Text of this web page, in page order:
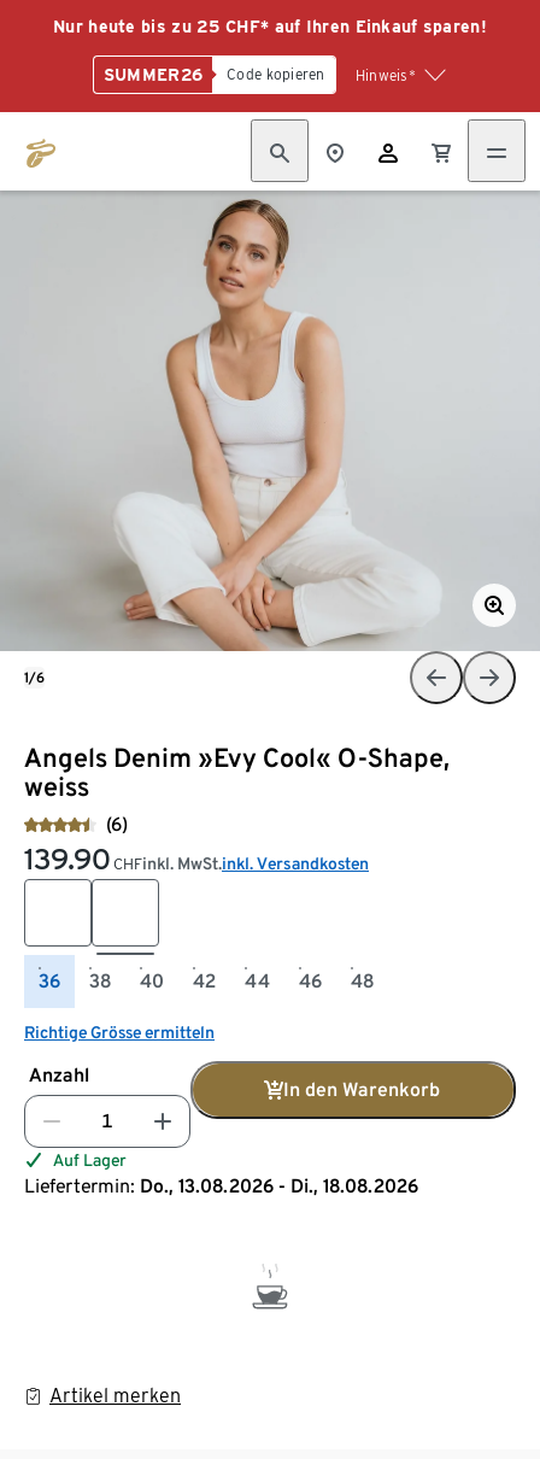
Nur heute bis zu 25 CHF* auf Ihren Einkauf sparen!
SUMMER26 Code kopieren Hinweis*
Angels Denim »Evy Cool« O-Shape,
weiss
(6)
139.90 CHFinkl. MwSt.inkl. Versandkosten
36 38 40 42 44 46 48
Richtige Grösse ermitteln
Anzahl
In den Warenkorb
Auf Lager
Liefertermin: Do., 13.08.2026 - Di., 18.08.2026
Artikel merken
1/6